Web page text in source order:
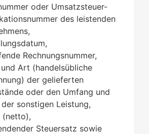
oder Umsatzsteuer-
des leistenden
Rechnungsnummer,
Art (handelsübliche
der gelieferten
oder den Umfang und
sonstigen Leistung,
(netto),
Steuersatz sowie